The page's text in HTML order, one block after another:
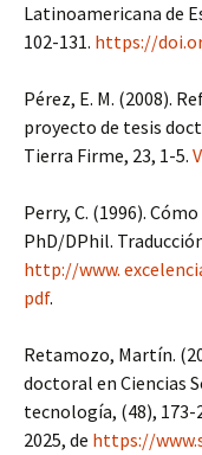
Latinoamericana de
102-131. https://
Pérez, E. M. (2008).
proyecto de tesis
Tierra Firme, 23, 1-5.
Perry, C. (1996).
PhD/DPhil.
http://www.
pdf.
Retamozo, Martín.
doctoral en Ciencias
tecnología, (48), 173-
2025, de https://